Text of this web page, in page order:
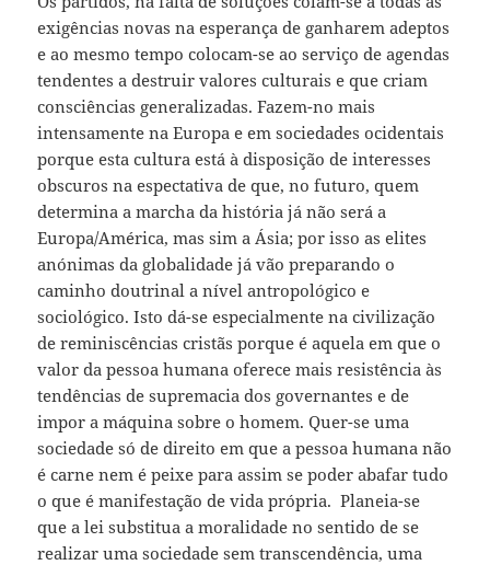
exigências novas na esperança de ganharem adeptos
e ao mesmo tempo colocam-se ao serviço de agendas
tendentes a destruir valores culturais e que criam
consciências generalizadas. Fazem-no mais
intensamente na Europa e em sociedades ocidentais
porque esta cultura está à disposição de interesses
obscuros na espectativa de que, no futuro, quem
determina a marcha da história já não será a
Europa/América, mas sim a Ásia; por isso as elites
anónimas da globalidade já vão preparando o
caminho doutrinal a nível antropológico e
sociológico. Isto dá-se especialmente na civilização
de reminiscências cristãs porque é aquela em que o
valor da pessoa humana oferece mais resistência às
tendências de supremacia dos governantes e de
impor a máquina sobre o homem. Quer-se uma
sociedade só de direito em que a pessoa humana não
é carne nem é peixe para assim se poder abafar tudo
o que é manifestação de vida própria. Planeia-se
que a lei substitua a moralidade no sentido de se
realizar uma sociedade sem transcendência, uma